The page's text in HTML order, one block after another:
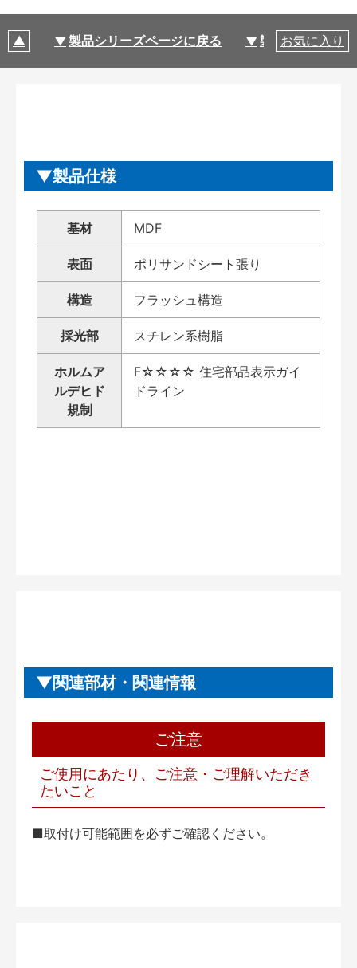
製品シリーズページに戻る 製品仕様
お気に入り
製品仕様
基材 MDF
表面 ポリサンドシート張り
構造 フラッシュ構造
採光部 スチレン系樹脂
ホルムア
ルデヒド
規制
F☆☆☆☆ 住宅部品表示ガイ
ドライン
関連部材・関連情報
ご注意
ご使用にあたり、ご注意・ご理解いただき
たいこと
■取付け可能範囲を必ずご確認ください。